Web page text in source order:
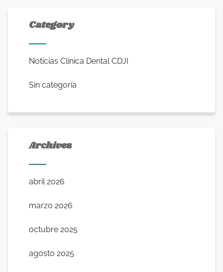
Category
Noticias Clínica Dental CDJI
Sin categoría
Archives
abril 2026
marzo 2026
octubre 2025
agosto 2025